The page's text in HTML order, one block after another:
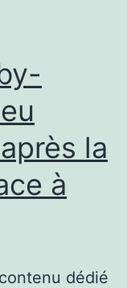
la
à
dédié